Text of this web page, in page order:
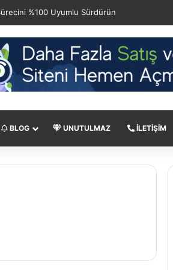
%100 Uyumlu Sürdürün
BLOG UNUTULMAZ İLETIŞIM